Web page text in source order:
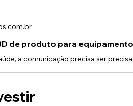
de produto para